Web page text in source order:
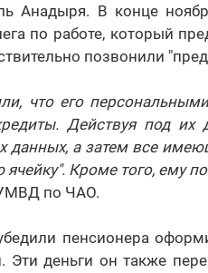
Анадыря. В конце
по работе, который
позвонили
что его
Действуя под их
данных, а затем все
ячейку". Кроме того, ему
по ЧАО.
пенсионера
Эти деньги он также